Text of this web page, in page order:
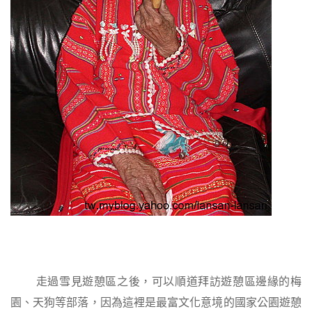
走過雪見遊憩區之後，可以順道拜訪遊憩區邊緣的梅
園、天狗等部落，因為這裡是最富文化意境的國家公園遊憩